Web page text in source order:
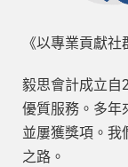
《以專業貢獻
毅思會計成立自
優質服務。多年
並屢獲獎項。我
之路。